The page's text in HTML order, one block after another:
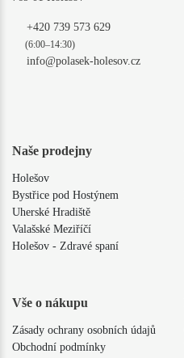
+420 739 573 629
(6:00–14:30)
info@polasek-holesov.cz
Naše prodejny
Holešov
Bystřice pod Hostýnem
Uherské Hradiště
Valašské Meziříčí
Holešov - Zdravé spaní
Vše o nákupu
Zásady ochrany osobních údajů
Obchodní podmínky